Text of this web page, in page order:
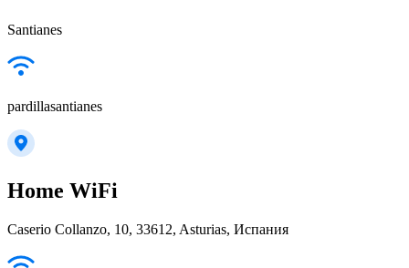
Santianes
pardillasantianes
Home WiFi
Caserio Collanzo, 10, 33612, Asturias, Испания